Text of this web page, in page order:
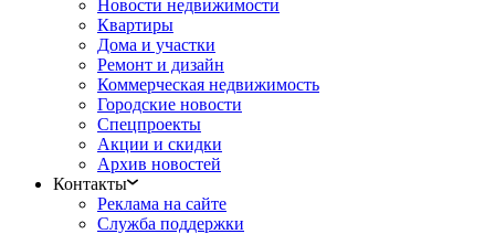
Новости недвижимости
Квартиры
Дома и участки
Ремонт и дизайн
Коммерческая недвижимость
Городские новости
Спецпроекты
Акции и скидки
Архив новостей
Контакты
Реклама на сайте
Служба поддержки